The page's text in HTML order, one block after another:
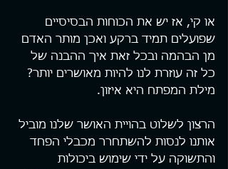
או קי, אז יש את הכוחות הבסיסיים
שפועלים תמיד ברקע ואכן מותר האדם
מן הבהמה ובכל זאת איך ההבנה של
כל זה עוזרת לנו להיות מאושרים יותר?
מילת המפתח היא איזון.
הרצון לשלוט בהויית האושר שלנו מוביל
אותנו לנסות להשתחרר מכבלי הפחד
והתשוקה על ידי שימוש ביכולות